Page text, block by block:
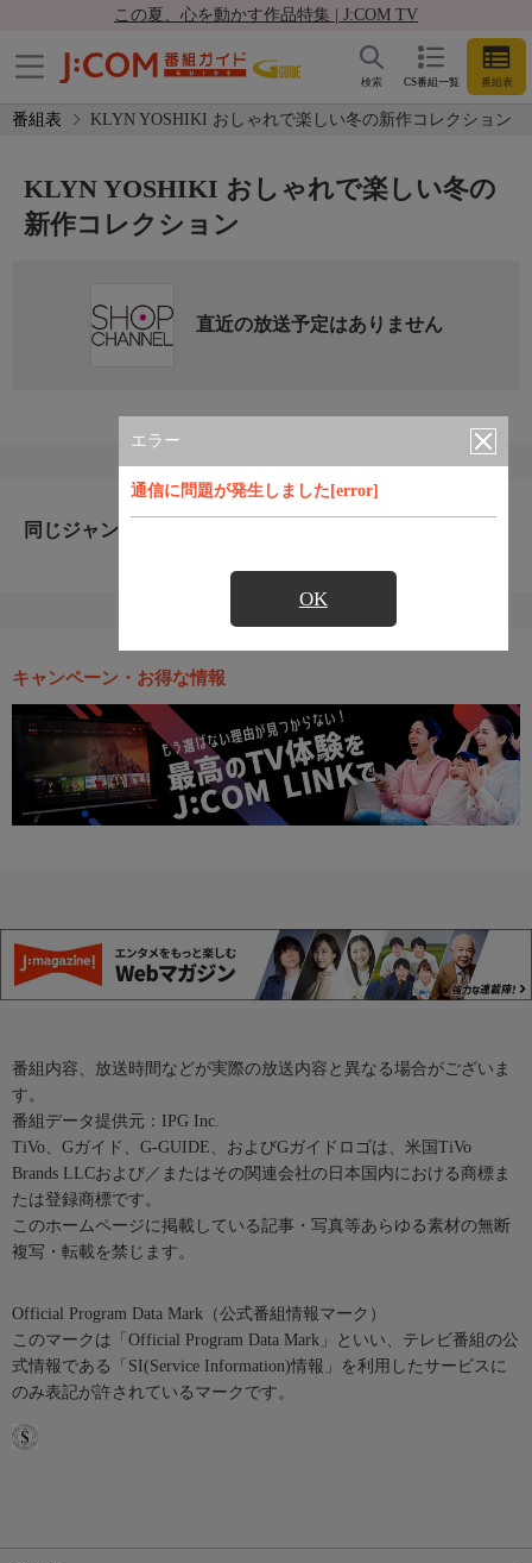
この夏、心を動かす作品特集 | J:COM TV
CS番組一覧 番組表
検索
番組表 KLYN YOSHIKI おしゃれで楽しい冬の新作コレクション
エラー
通信に問題が発生しました[error]
OK
KLYN YOSHIKI おしゃれで楽しい冬の
新作コレクション
直近の放送予定はありません
同じジャンルのおすすめ番組
キャンペーン・お得な情報
番組内容、放送時間などが実際の放送内容と異なる場合がございま
す。
番組データ提供元：IPG Inc.
TiVo、Gガイド、G-GUIDE、およびGガイドロゴは、米国TiVo
Brands LLCおよび／またはその関連会社の日本国内における商標ま
たは登録商標です。
このホームページに掲載している記事・写真等あらゆる素材の無断
複写・転載を禁じます。
Official Program Data Mark（公式番組情報マーク）
このマークは「Official Program Data Mark」といい、テレビ番組の公
式情報である「SI(Service Information)情報」を利用したサービスに
のみ表記が許されているマークです。